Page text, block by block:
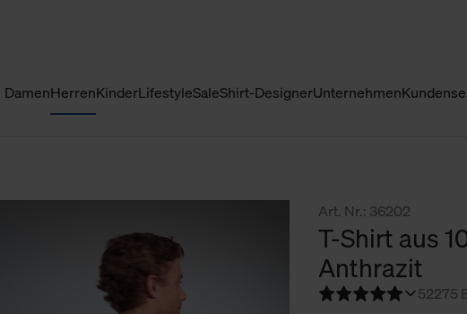
DamenHerrenKinderLifestyleSaleShirt-DesignerUnternehmen
Art. Nr.: 36202
T-Shirt aus
Anthrazit
52275